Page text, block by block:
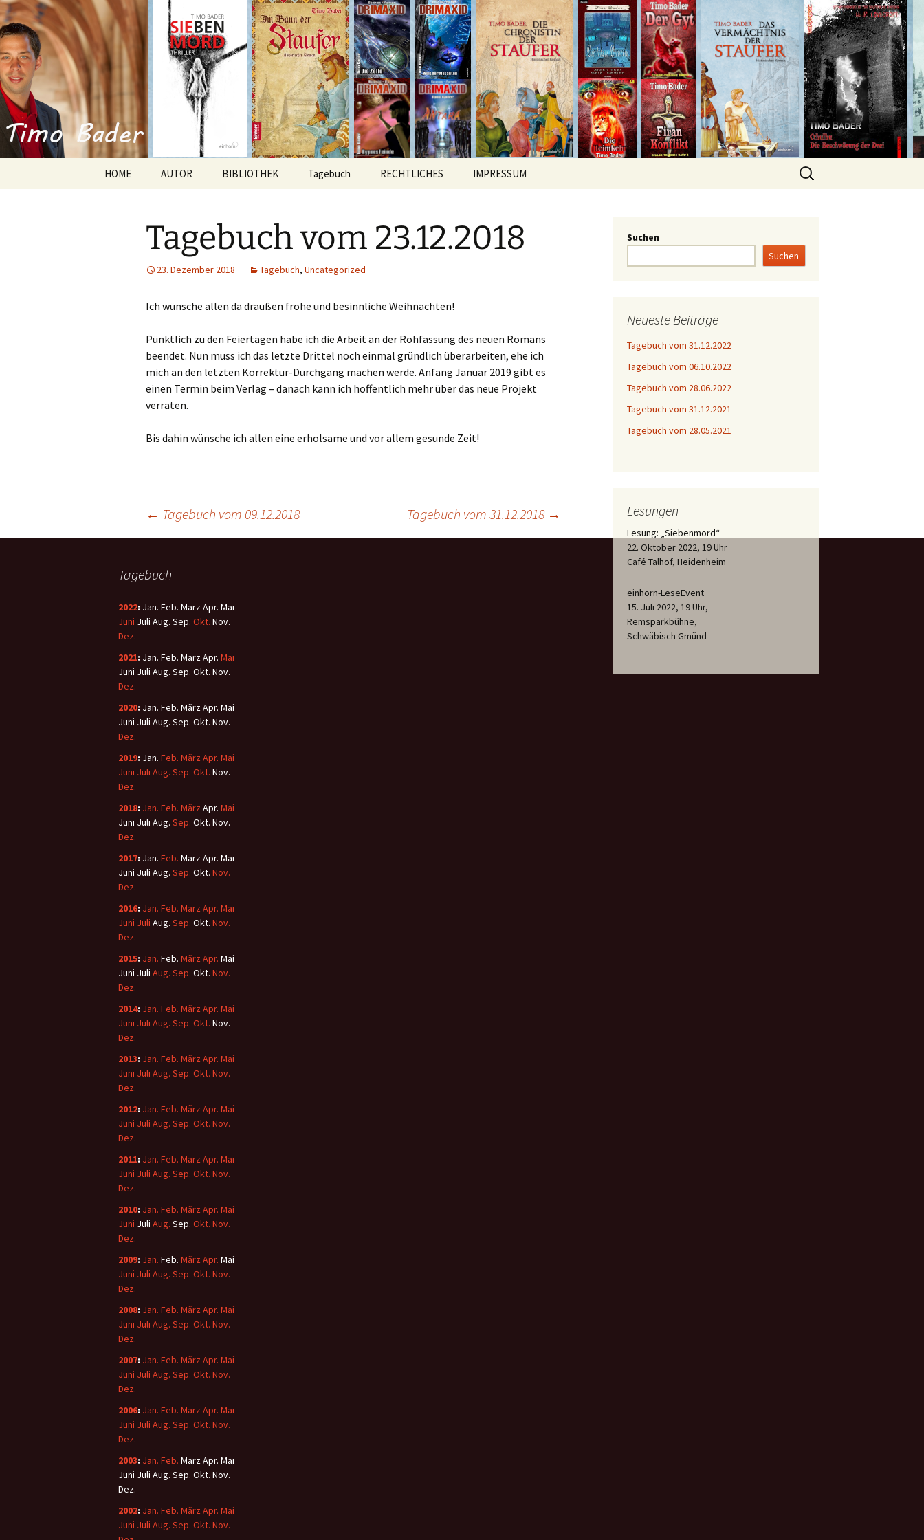
Timo Bader
Willkommen im Reich der Geschichten
HOME AUTOR BIBLIOTHEK
Anthologien
Kurzgeschichten
Tagebuch RECHTLICHES IMPRESSUM
Tagebuch vom 23.12.2018
23. Dezember 2018 Tagebuch, Uncategorized
Ich wünsche allen da draußen frohe und besinnliche Weihnachten!
Pünktlich zu den Feiertagen habe ich die Arbeit an der Rohfassung des neuen Romans
beendet. Nun muss ich das letzte Drittel noch einmal gründlich überarbeiten, ehe ich
mich an den letzten Korrektur-Durchgang machen werde. Anfang Januar 2019 gibt es
einen Termin beim Verlag – danach kann ich hoffentlich mehr über das neue Projekt
verraten.
Bis dahin wünsche ich allen eine erholsame und vor allem gesunde Zeit!
← Tagebuch vom 09.12.2018 Tagebuch vom 31.12.2018 →
Suchen
Suchen
Neueste Beiträge
Tagebuch vom 31.12.2022
Tagebuch vom 06.10.2022
Tagebuch vom 28.06.2022
Tagebuch vom 31.12.2021
Tagebuch vom 28.05.2021
Lesungen
Lesung: „Siebenmord“
22. Oktober 2022, 19 Uhr
Café Talhof, Heidenheim
einhorn-LeseEvent
15. Juli 2022, 19 Uhr,
Remsparkbühne,
Schwäbisch Gmünd
Tagebuch
2022: Jan. Feb. MärzApr. Mai
Juni Juli Aug. Sep. Okt. Nov.
Dez.
2021: Jan. Feb. MärzApr. Mai
Juni Juli Aug. Sep. Okt. Nov.
Dez.
2020: Jan. Feb. MärzApr. Mai
Juni Juli Aug. Sep. Okt. Nov.
Dez.
2019: Jan. Feb. März Apr. Mai
Juni Juli Aug. Sep. Okt. Nov.
Dez.
2018: Jan. Feb. März Apr. Mai
Juni Juli Aug. Sep. Okt. Nov.
Dez.
2017: Jan. Feb. MärzApr. Mai
Juni Juli Aug. Sep. Okt. Nov.
Dez.
2016: Jan. Feb. März Apr. Mai
Juni Juli Aug. Sep. Okt. Nov.
Dez.
2015: Jan. Feb. März Apr. Mai
Juni Juli Aug. Sep. Okt. Nov.
Dez.
2014: Jan. Feb. März Apr. Mai
Juni Juli Aug. Sep. Okt. Nov.
Dez.
2013: Jan. Feb. März Apr. Mai
Juni Juli Aug. Sep. Okt. Nov.
Dez.
2012: Jan. Feb. März Apr. Mai
Juni Juli Aug. Sep. Okt. Nov.
Dez.
2011: Jan. Feb. März Apr. Mai
Juni Juli Aug. Sep. Okt. Nov.
Dez.
2010: Jan. Feb. März Apr. Mai
Juni Juli Aug. Sep. Okt. Nov.
Dez.
2009: Jan. Feb. März Apr. Mai
Juni Juli Aug. Sep. Okt. Nov.
Dez.
2008: Jan. Feb. März Apr. Mai
Juni Juli Aug. Sep. Okt. Nov.
Dez.
2007: Jan. Feb. März Apr. Mai
Juni Juli Aug. Sep. Okt. Nov.
Dez.
2006: Jan. Feb. März Apr. Mai
Juni Juli Aug. Sep. Okt. Nov.
Dez.
2003: Jan. Feb. MärzApr. Mai
Juni Juli Aug. Sep. Okt. Nov.
Dez.
2002: Jan. Feb. März Apr. Mai
Juni Juli Aug. Sep. Okt. Nov.